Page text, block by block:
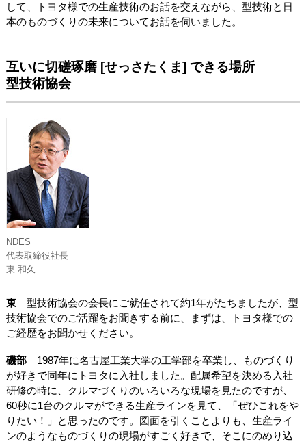
して、トヨタ様での生産技術のお話を交えながら、型技術と日
本のものづくりの未来についてお話を伺いました。
互いに切磋琢磨 [せっさたくま] できる場所
型技術協会
NDES
代表取締役社長
東 和久
東型技術協会の会長にご就任されて約1年がたちましたが、型
技術協会でのご活躍をお聞きする前に、まずは、トヨタ様での
ご経歴をお聞かせください。
磯部1987年に名古屋工業大学の工学部を卒業し、ものづくり
が好きで同年にトヨタに入社しました。配属希望を決める入社
研修の時に、クルマづくりのいろいろな現場を見たのですが、
60秒に1台のクルマができる生産ラインを見て、「ぜひこれをや
りたい！」と思ったのです。図面を引くことよりも、生産ライ
ンのようなものづくりの現場がすごく好きで、そこにのめり込